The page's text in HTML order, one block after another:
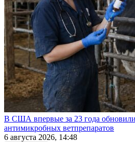
В США впервые за 23 года
антимикробных ветпрепаратов
6 августа 2026, 14:48